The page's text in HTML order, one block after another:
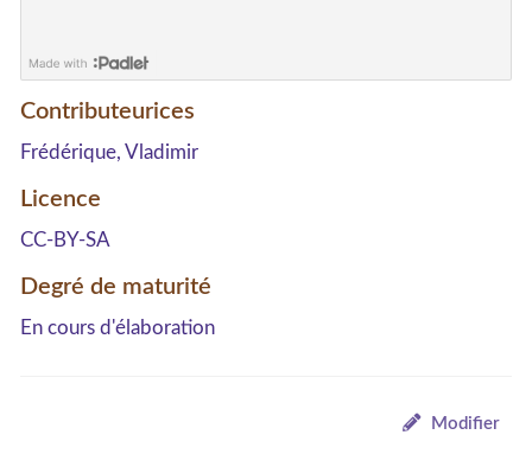
Contributeurices
Frédérique, Vladimir
Licence
CC-BY-SA
Degré de maturité
En cours d'élaboration
Modifier